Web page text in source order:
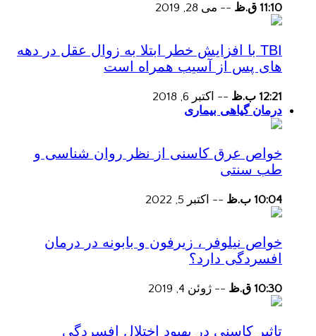
11:10 ق.ظ -- می 28, 2019
TBI با افزایش خطر ابتلا به زوال عقل در دهه
های پس از آسیب همراه است
12:21 ب.ظ -- اکتبر 6, 2018
درمان گیاهی بیماری
خواص عرق کاسنی از نظر روان شناسی و
طب سنتی
10:04 ب.ظ -- اکتبر 5, 2022
خواص نیلوفر ، زیرفون و بابونه در درمان
افسردگی دارد؟
10:30 ق.ظ -- ژوئن 4, 2019
تاثیر کاسنی در بهبود اختلال افسردگی